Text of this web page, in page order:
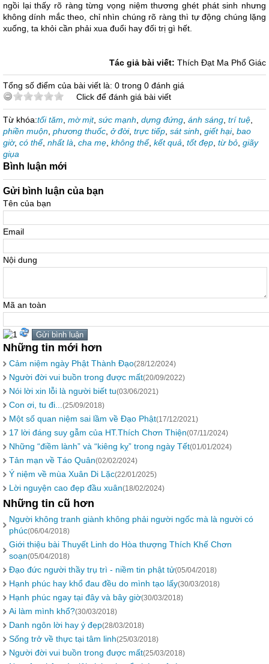
ngồi lại thấy rõ ràng từng vọng niệm thương ghét phát sinh nhưng
không dính mắc theo, chỉ nhìn chúng rõ ràng thì tự động chúng lặng
xuống, ta khỏi cần phải xua đuổi hay đối trị gì hết.
Tác giả bài viết: Thích Đạt Ma Phổ Giác
Tổng số điểm của bài viết là: 0 trong 0 đánh giá
Click để đánh giá bài viết
Từ khóa:tối tăm mờ mịt, sức mạnh dựng đứng ánh sáng trí tuệ
phiền muộn phương thuốc ở đời, trực tiếp sát sinh giết hại, bao
giờ, có thể, nhất là cha mẹ không thể, kết quả tốt đẹp từ bỏ giãy
giụa
Bình luận mới
Gửi bình luận của bạn
Tên của bạn
Email
Nội dung
Mã an toàn
Những tin mới hơn
Cảm niệm ngày Phật Thành Đạo(28/12/2024)
Người đời vui buồn trong được mất(20/09/2022)
Nói lời xin lỗi là người biết tu(03/06/2021)
Con ơi, tu đi... (25/09/2018)
Một số quan niệm sai lầm về Đạo Phật(17/12/2021)
17 lời đáng suy gẫm của HT.Thích Chơn Thiện(07/11/2024)
Những “điềm lành” và “kiêng kỵ” trong ngày Tết(01/01/2024)
Tản mạn về Táo Quân(02/02/2024)
Ý niệm về mùa Xuân Di Lặc(22/01/2025)
Lời nguyện cao đẹp đầu xuân(18/02/2024)
Những tin cũ hơn
Người không tranh giành không phải người ngốc mà là người có
phúc(06/04/2018)
Giới thiệu bài Thuyết Linh do Hòa thượng Thích Khế Chơn
soạn(05/04/2018)
Đạo đức người thầy trụ trì - niềm tin phật tử(05/04/2018)
Hạnh phúc hay khổ đau đều do mình tạo lấy(30/03/2018)
Hạnh phúc ngay tại đây và bây giờ(30/03/2018)
Ai làm mình khổ?(30/03/2018)
Danh ngôn lời hay ý đẹp(28/03/2018)
Sống trở về thực tại tâm linh(25/03/2018)
Người đời vui buồn trong được mất(25/03/2018)